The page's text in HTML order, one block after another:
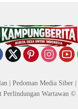
| Pedoman Media Siber |
Perlindungan Wartawan ©